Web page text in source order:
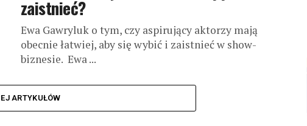
zaistnieć?
Ewa Gawryluk o tym, czy aspirujący aktorzy mają
obecnie łatwiej, aby się wybić i zaistnieć w show-
biznesie. Ewa ...
ARTYKUŁÓW